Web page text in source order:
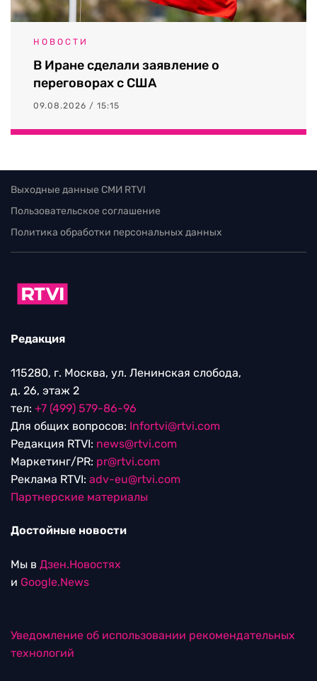
НОВОСТИ
В Иране сделали заявление о
переговорах с США
09.08.2026 / 15:15
Выходные данные СМИ RTVI
Пользовательское соглашение
Политика обработки персональных данных
Редакция
115280, г. Москва, ул. Ленинская слобода,
д. 26, этаж 2
тел: +7 (499) 579-86-96
Для общих вопросов: Infortvi@rtvi.com
Редакция RTVI: news@rtvi.com
Маркетинг/PR: pr@rtvi.com
Реклама RTVI: adv-eu@rtvi.com
Партнерские материалы
Достойные новости
Мы в Дзен.Новостях
и Google.News
Уведомление об использовании рекомендательных
технологий